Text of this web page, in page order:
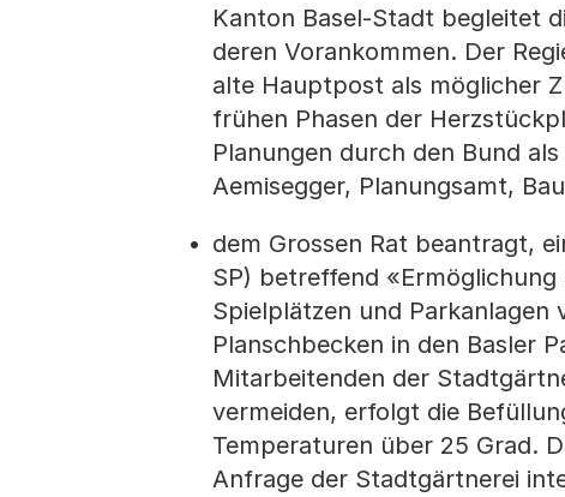
Kanton Basel-Stadt begleitet
deren Vorankommen. Der
alte Hauptpost als möglicher
frühen Phasen der
Planungen durch den Bund
Aemisegger, Planungsamt,
dem Grossen Rat beantragt,
SP) betreffend
Spielplätzen und Parkanlagen
Planschbecken in den Basler
Mitarbeitenden der
vermeiden, erfolgt die
Temperaturen über 25 Grad.
Anfrage der Stadtgärtnerei